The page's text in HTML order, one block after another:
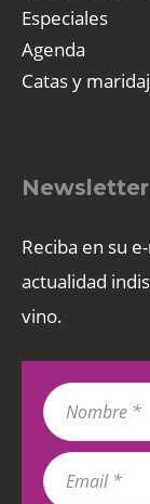
Especiales
Agenda
Catas y
Newsletter
Reciba en su
actualidad
vino.